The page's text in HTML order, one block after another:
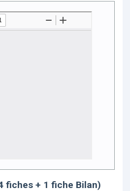
fiches + 1 fiche Bilan)